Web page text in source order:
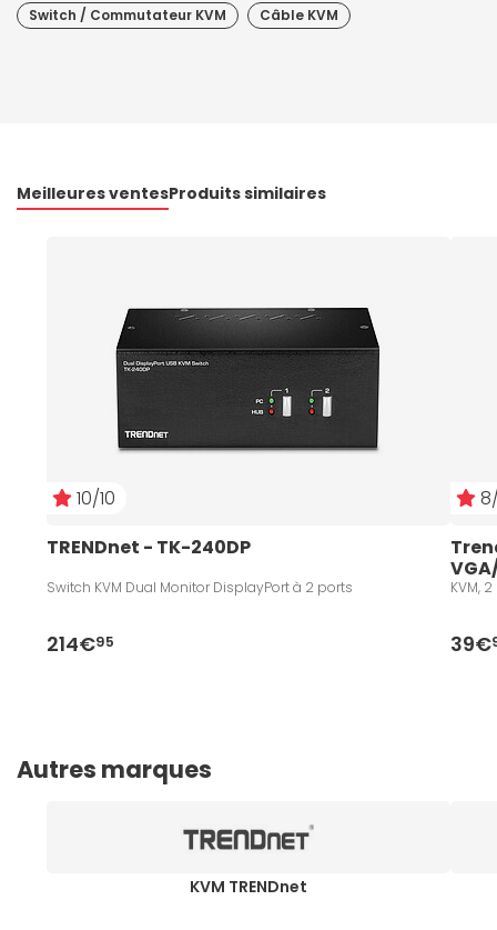
Switch / Commutateur KVM Câble KVM
Meilleures ventesProduits similaires
10/10
TRENDnet - TK-240DP
Switch KVM Dual Monitor DisplayPort à 2 ports
214€95
KVM,
39€
Autres marques
KVM TRENDnet